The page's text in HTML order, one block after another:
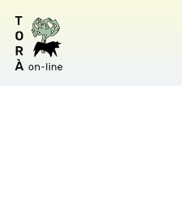
ID de foto no vàlid